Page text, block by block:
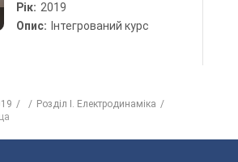
Рік: 2019
Опис: Інтегрований курс
Розділ I. Електродинаміка